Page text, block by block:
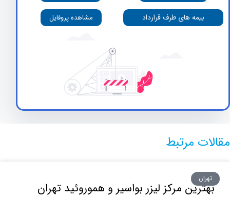
بیمه های طرف قرارداد مشاهده پروفایل
مرتبط
مرکز لیزر بواسیر و هموروئید تهران